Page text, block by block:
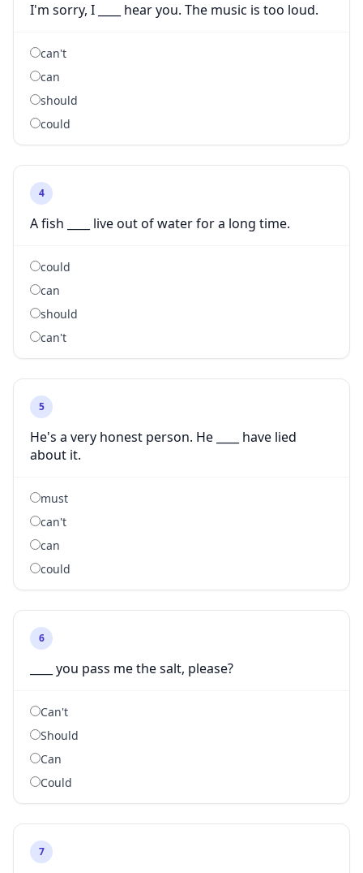
I'm sorry, I ____ hear you. The music is too loud.
can't
can
should
could
4
A fish ____ live out of water for a long time.
could
can
should
can't
5
He's a very honest person. He ____ have lied
about it.
must
can't
can
could
6
____ you pass me the salt, please?
Can't
Should
Can
Could
7